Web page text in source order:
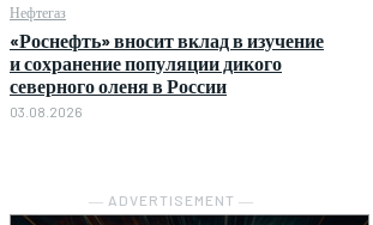
Нефтегаз
«Роснефть» вносит вклад в изучение
и сохранение популяции дикого
северного оленя в России
03.08.2026
― ADVERTISEMENT ―